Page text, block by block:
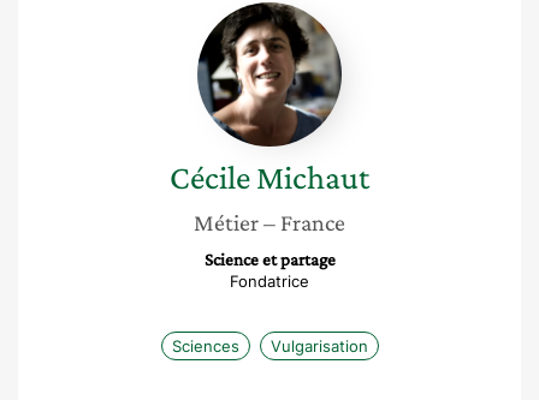
Cécile
Michaut
CécileMichaut
Métier– France
Science et partage
Fondatrice
Sciences Vulgarisation